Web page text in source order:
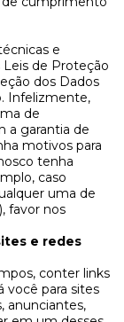
e
Leis de Proteção
dos Dados
Infelizmente,
de
a garantia de
motivos para
tenha
caso
uma de
favor nos
e redes
conter links
você para sites
anunciantes,